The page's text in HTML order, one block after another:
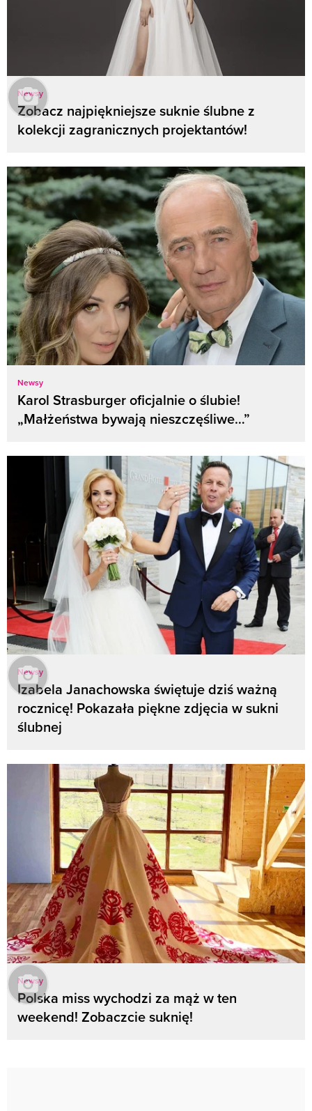
Newsy
Zobacz najpiękniejsze suknie ślubne z
kolekcji zagranicznych projektantów!
Newsy
Karol Strasburger oficjalnie o ślubie!
„Małżeństwa bywają nieszczęśliwe…”
Newsy
Izabela Janachowska świętuje dziś ważną
rocznicę! Pokazała piękne zdjęcia w sukni
ślubnej
Newsy
Polska miss wychodzi za mąż w ten
weekend! Zobaczcie suknię!